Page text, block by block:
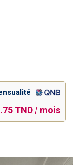
TND / mois